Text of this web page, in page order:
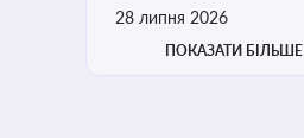
28 липня 2026
ПОКАЗАТИ БІЛЬШЕ